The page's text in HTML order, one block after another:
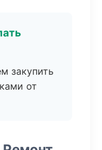
закупить
от